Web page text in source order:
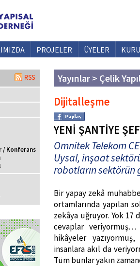
PROJELER ÜYELER
/ Konferans
Yayınlar > Çelik
Dijitalleşme
YENİ ŞANTİYE
Omnitek Telekom
Uysal, inşaat
robotların sektörün
Bir yapay zekâ
ortamlarında yapılan
zekâya uğruyor. Yok 17
cevaplar
hikâyeler
insanlara akıl da
Tüm bunlar yakın